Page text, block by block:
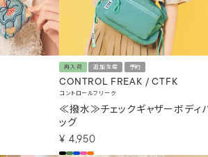
再入荷 追加生産 予約
CONTROL FREAK / CTFK
コントロールフリーク
≪撥水≫チェックギャザーボディ
ッグ
¥ 4,950